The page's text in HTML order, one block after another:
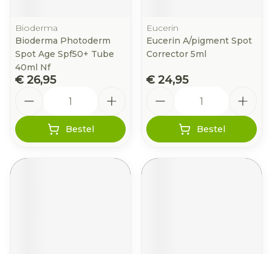
Bioderma
Bioderma Photoderm
Spot Age Spf50+ Tube
40ml Nf
€ 26,95
Bestel
Eucerin
Eucerin A/pigment Spot
Corrector 5ml
€ 24,95
Bestel